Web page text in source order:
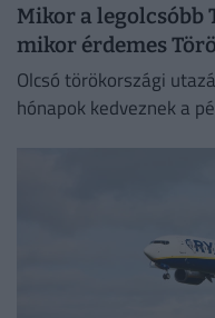
Mikor a legolcsóbb
mikor érdemes
Olcsó törökországi
hónapok kedveznek a